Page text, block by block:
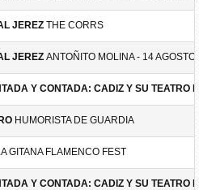
JEREZ THE CORRS
JEREZ ANTOÑITO MOLINA - 14 AGOSTO
Y CONTADA: CADIZ Y SU TEATRO
HUMORISTA DE GUARDIA
GITANA FLAMENCO FEST
Y CONTADA: CADIZ Y SU TEATRO